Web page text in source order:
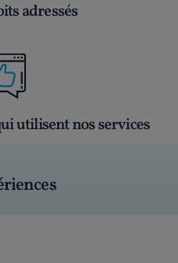
adressés
utilisent nos services